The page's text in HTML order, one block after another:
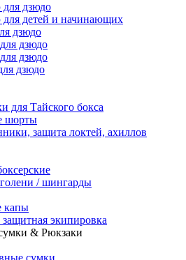
дзюдо
детей и начинающих
дзюдо
дзюдо
дзюдо
дзюдо
для Тайского бокса
шорты
защита локтей, ахиллов
/ шингарды
капы
защитная экипировка
& Рюкзаки
сумки